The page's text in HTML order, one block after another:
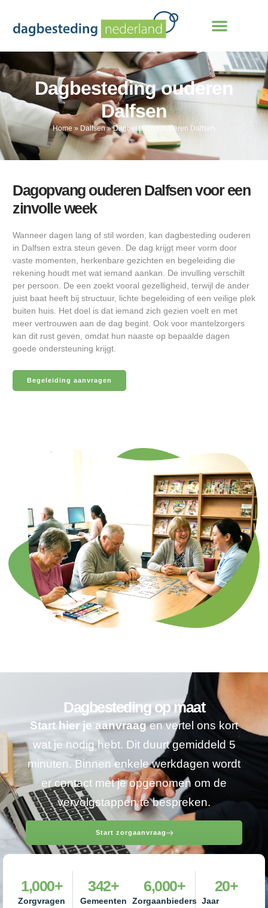
Dagbesteding ouderen
Dalfsen
Home » Dalfsen»Dagbesteding ouderen Dalfsen
Dagopvang ouderen Dalfsen voor een
zinvolle week
Wanneer dagen lang of stil worden, kan dagbesteding ouderen
in Dalfsen extra steun geven. De dag krijgt meer vorm door
vaste momenten, herkenbare gezichten en begeleiding die
rekening houdt met wat iemand aankan. De invulling verschilt
per persoon. De een zoekt vooral gezelligheid, terwijl de ander
juist baat heeft bij structuur, lichte begeleiding of een veilige plek
buiten huis. Het doel is dat iemand zich gezien voelt en met
meer vertrouwen aan de dag begint. Ook voor mantelzorgers
kan dit rust geven, omdat hun naaste op bepaalde dagen
goede ondersteuning krijgt.
Begeleiding aanvragen
Dagbesteding op maat
Start hier je aanvraagen vertel ons kort
wat je nodig hebt. Dit duurt gemiddeld 5
minuten. Binnen enkele werkdagen wordt
er contact met je opgenomen om de
vervolgstappen te bespreken.
Start zorgaanvraag
Zorgvragen
1,000+
Gemeenten
342+
Zorgaanbieders
6,000+
Jaar
20+